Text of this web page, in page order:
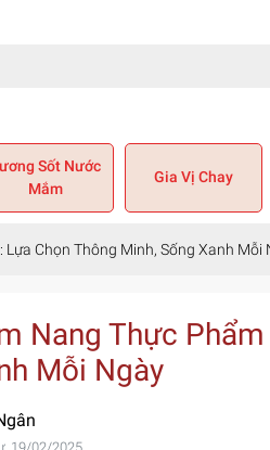
Sốt Nước
Mắm
Gia Vị Chay
Chọn Thông Minh, Sống Xanh Mỗi
Nang Thực
Mỗi Ngày